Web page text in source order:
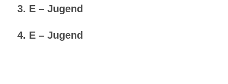
3. E – Jugend
4. E – Jugend